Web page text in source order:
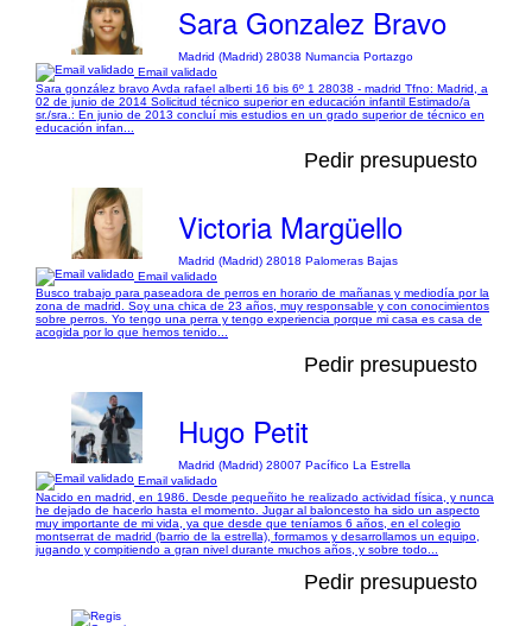
Sara Gonzalez Bravo
Madrid (Madrid) 28038 Numancia Portazgo
Email validado
Sara gonzález bravo Avda rafael alberti 16 bis 6º 1 28038 - madrid Tfno: Madrid, a
02 de junio de 2014 Solicitud técnico superior en educación infantil Estimado/a
sr./sra.: En junio de 2013 concluí mis estudios en un grado superior de técnico en
educación infan...
Pedir presupuesto
Victoria Margüello
Madrid (Madrid) 28018 Palomeras Bajas
Email validado
Busco trabajo para paseadora de perros en horario de mañanas y mediodía por la
zona de madrid. Soy una chica de 23 años, muy responsable y con conocimientos
sobre perros. Yo tengo una perra y tengo experiencia porque mi casa es casa de
acogida por lo que hemos tenido...
Pedir presupuesto
Hugo Petit
Madrid (Madrid) 28007 Pacífico La Estrella
Email validado
Nacido en madrid, en 1986. Desde pequeñito he realizado actividad física, y nunca
he dejado de hacerlo hasta el momento. Jugar al baloncesto ha sido un aspecto
muy importante de mi vida, ya que desde que teníamos 6 años, en el colegio
montserrat de madrid (barrio de la estrella), formamos y desarrollamos un equipo,
jugando y compitiendo a gran nivel durante muchos años, y sobre todo...
Pedir presupuesto